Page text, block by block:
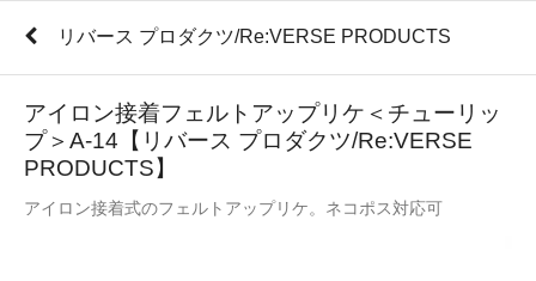
リバース プロダクツ/Re:VERSE PRODUCTS
アイロン接着フェルトアップリケ＜チューリッ
プ＞A-14【リバース プロダクツ/Re:VERSE
PRODUCTS】
アイロン接着式のフェルトアップリケ。ネコポス対応可